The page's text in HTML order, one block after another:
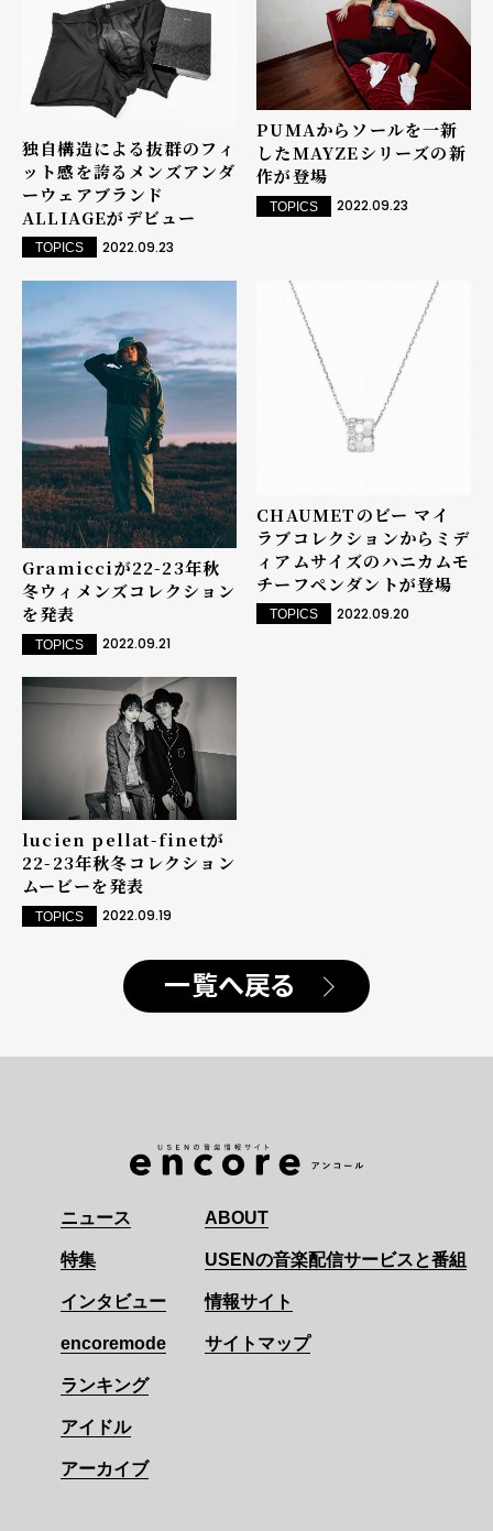
独⾃構造による抜群のフィ
ット感を誇るメンズアンダ
ーウェアブランド
ALLIAGEがデビュー
TOPICS 2022.09.23
PUMAからソールを一新
したMAYZEシリーズの新
作が登場
TOPICS 2022.09.23
Gramicciが22-23年秋
冬ウィメンズコレクション
を発表
TOPICS 2022.09.21
CHAUMETのビー マイ
ラブコレクションからミデ
ィアムサイズのハニカムモ
チーフペンダントが登場
TOPICS 2022.09.20
lucien pellat-finetが
22-23年秋冬コレクション
ムービーを発表
TOPICS 2022.09.19
一覧へ戻る
ニュース
特集
インタビュー
encoremode
ランキング
アイドル
アーカイブ
ABOUT
USENの音楽配信サービスと番組
情報サイト
サイトマップ